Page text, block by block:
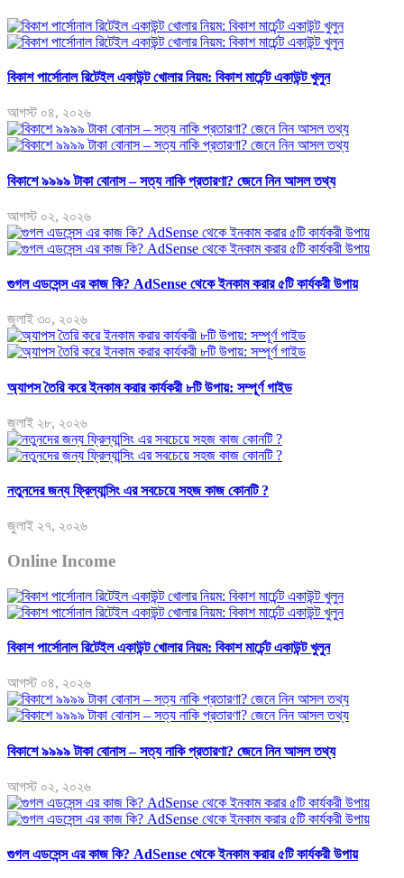
বিকাশ পার্সোনাল রিটেইল একাউন্ট খোলার নিয়ম: বিকাশ মার্চেন্ট একাউন্ট খুলুন
আগস্ট ০৪, ২০২৬
বিকাশে ৯৯৯৯ টাকা বোনাস – সত্য নাকি প্রতারণা? জেনে নিন আসল তথ্য
আগস্ট ০২, ২০২৬
গুগল এডসেন্স এর কাজ কি? AdSense থেকে ইনকাম করার ৫টি কার্যকরী উপায়
জুলাই ৩০, ২০২৬
অ্যাপস তৈরি করে ইনকাম করার কার্যকরী ৮টি উপায়: সম্পূর্ণ গাইড
জুলাই ২৮, ২০২৬
নতুনদের জন্য ফ্রিল্যান্সিং এর সবচেয়ে সহজ কাজ কোনটি ?
জুলাই ২৭, ২০২৬
Online Income
বিকাশ পার্সোনাল রিটেইল একাউন্ট খোলার নিয়ম: বিকাশ মার্চেন্ট একাউন্ট খুলুন
আগস্ট ০৪, ২০২৬
বিকাশে ৯৯৯৯ টাকা বোনাস – সত্য নাকি প্রতারণা? জেনে নিন আসল তথ্য
আগস্ট ০২, ২০২৬
গুগল এডসেন্স এর কাজ কি? AdSense থেকে ইনকাম করার ৫টি কার্যকরী উপায়